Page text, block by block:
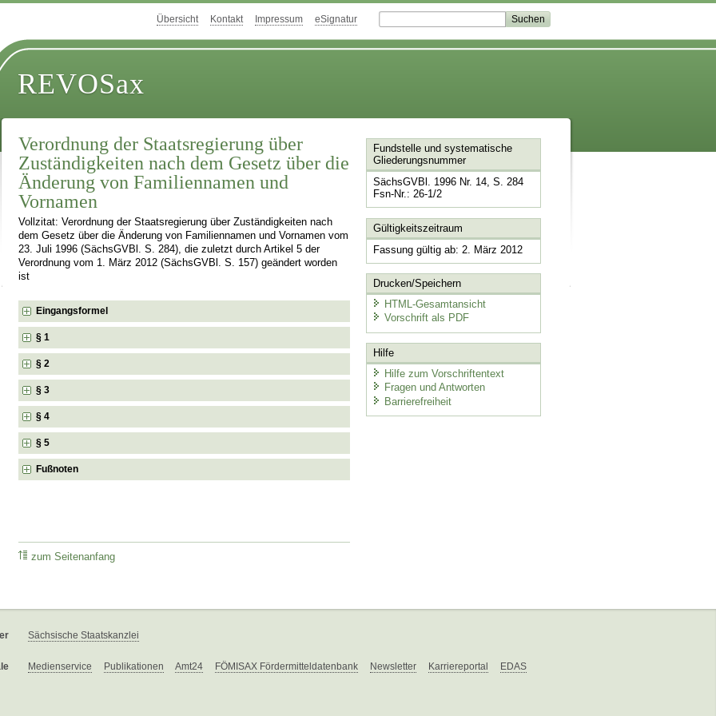
Übersicht Kontakt Impressum eSignatur
REVOSax
Verordnung der Staatsregierung über
Zuständigkeiten nach dem Gesetz über die
Änderung von Familiennamen und
Vornamen
Vollzitat: Verordnung der Staatsregierung über Zuständigkeiten nach
dem Gesetz über die Änderung von Familiennamen und Vornamen vom
23. Juli 1996 (SächsGVBl. S. 284), die zuletzt durch Artikel 5 der
Verordnung vom 1. März 2012 (SächsGVBl. S. 157) geändert worden
ist
Eingangsformel
§ 1
§ 2
§ 3
§ 4
§ 5
Fußnoten
zum Seitenanfang
Fundstelle und systematische
Gliederungsnummer
SächsGVBl. 1996 Nr. 14, S. 284
Fsn-Nr.: 26-1/2
Gültigkeitszeitraum
Fassung gültig ab: 2. März 2012
Drucken/Speichern
HTML-Gesamtansicht
Vorschrift als PDF
Hilfe
Hilfe zum Vorschriftentext
Fragen und Antworten
Barrierefreiheit
Sächsische Staatskanzlei
Medienservice Publikationen Amt24 FÖMISAX Fördermitteldatenbank Newsletter Karriereportal EDAS